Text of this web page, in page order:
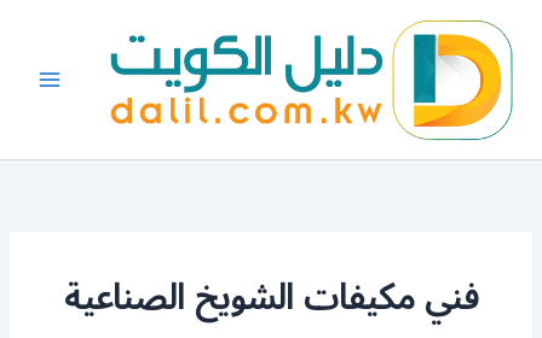
المحتوى
فني مكيفات الشويخ الصناعية